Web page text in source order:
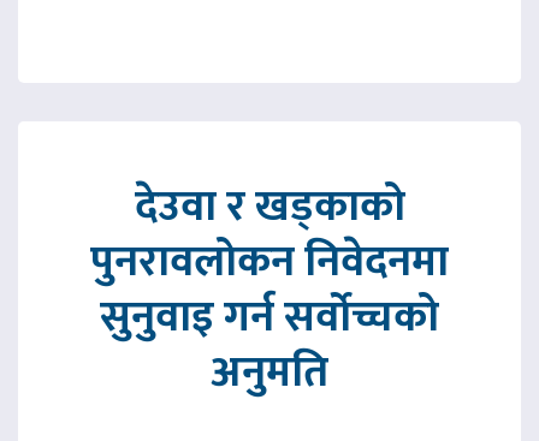
देउवा र खड्काको
पुनरावलोकन निवेदनमा
सुनुवाइ गर्न सर्वोच्चको
अनुमति